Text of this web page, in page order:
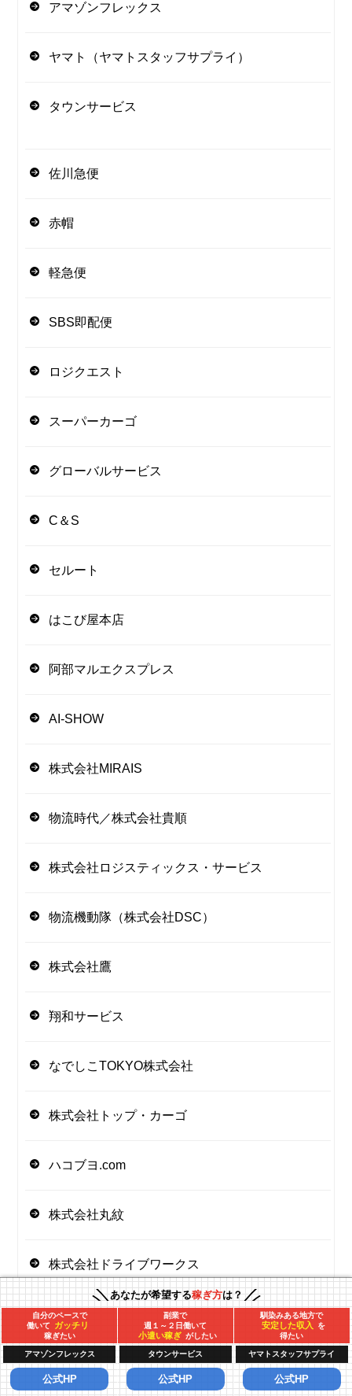
アマゾンフレックス
ヤマト（ヤマトスタッフサプライ）
タウンサービス
佐川急便
赤帽
軽急便
SBS即配便
ロジクエスト
スーパーカーゴ
グローバルサービス
C＆S
セルート
はこび屋本店
阿部マルエクスプレス
AI-SHOW
株式会社MIRAIS
物流時代／株式会社貴順
株式会社ロジスティックス・サービス
物流機動隊（株式会社DSC）
株式会社鷹
翔和サービス
なでしこTOKYO株式会社
株式会社トップ・カーゴ
ハコブヨ.com
株式会社丸紋
株式会社ドライブワークス
株式会社日軽
ハウンドジャパン株式会社
あなたが希望する稼ぎ方は？
自分のペースで
働いて ガッチリ
稼ぎたい
アマゾンフレックス
公式HP
副業で
週１～２日働いて
小遣い稼ぎ がしたい
タウンサービス
公式HP
馴染みある地方で
安定した収入
を
得たい
ヤマトスタッフサプライ
公式HP